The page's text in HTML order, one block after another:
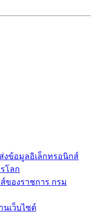
งข้อมูลอิเล็กทรอนิกส์
โลก
ของราชการ กรม
นเว็บไซต์